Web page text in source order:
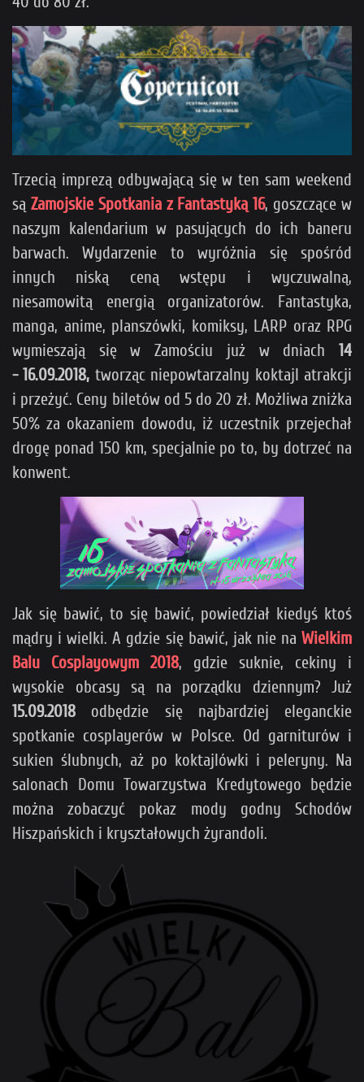
Trzecią imprezą odbywającą się w ten sam weekend
są Zamojskie Spotkania z Fantastyką 16, goszczące w
naszym kalendarium w pasujących do ich baneru
barwach. Wydarzenie to wyróżnia się spośród
innych niską ceną wstępu i wyczuwalną,
niesamowitą energią organizatorów. Fantastyka,
manga, anime, planszówki, komiksy, LARP oraz RPG
wymieszają się w Zamościu już w dniach 14
- 16.09.2018, tworząc niepowtarzalny koktajl atrakcji
i przeżyć. Ceny biletów od 5 do 20 zł. Możliwa zniżka
50% za okazaniem dowodu, iż uczestnik przejechał
drogę ponad 150 km, specjalnie po to, by dotrzeć na
konwent.
Jak się bawić, to się bawić, powiedział kiedyś ktoś
mądry i wielki. A gdzie się bawić, jak nie na Wielkim
Balu Cosplayowym 2018, gdzie suknie, cekiny i
wysokie obcasy są na porządku dziennym? Już
15.09.2018 odbędzie się najbardziej eleganckie
spotkanie cosplayerów w Polsce. Od garniturów i
sukien ślubnych, aż po koktajlówki i peleryny. Na
salonach Domu Towarzystwa Kredytowego będzie
można zobaczyć pokaz mody godny Schodów
Hiszpańskich i kryształowych żyrandoli.